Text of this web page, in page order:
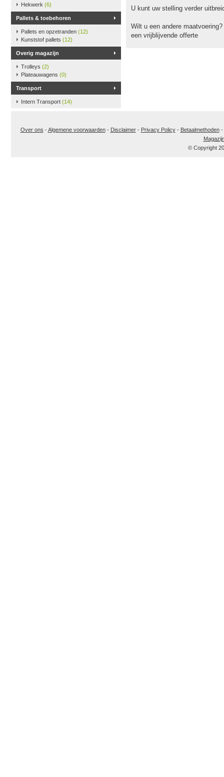
Hekwerk (6)
Pallets & toebehoren
Pallets en opzetranden (12)
Kunststof pallets (12)
Overig magazijn
Trolleys (2)
Plateauwagens (0)
Transport
Intern Transport (14)
U kunt uw stelling verder
Wilt u een andere
een vrijblijvende offerte
Over ons -Algemene voorwaarden- Disclaimer- Privacy Policy- Betaalmethoden-
© Copyright